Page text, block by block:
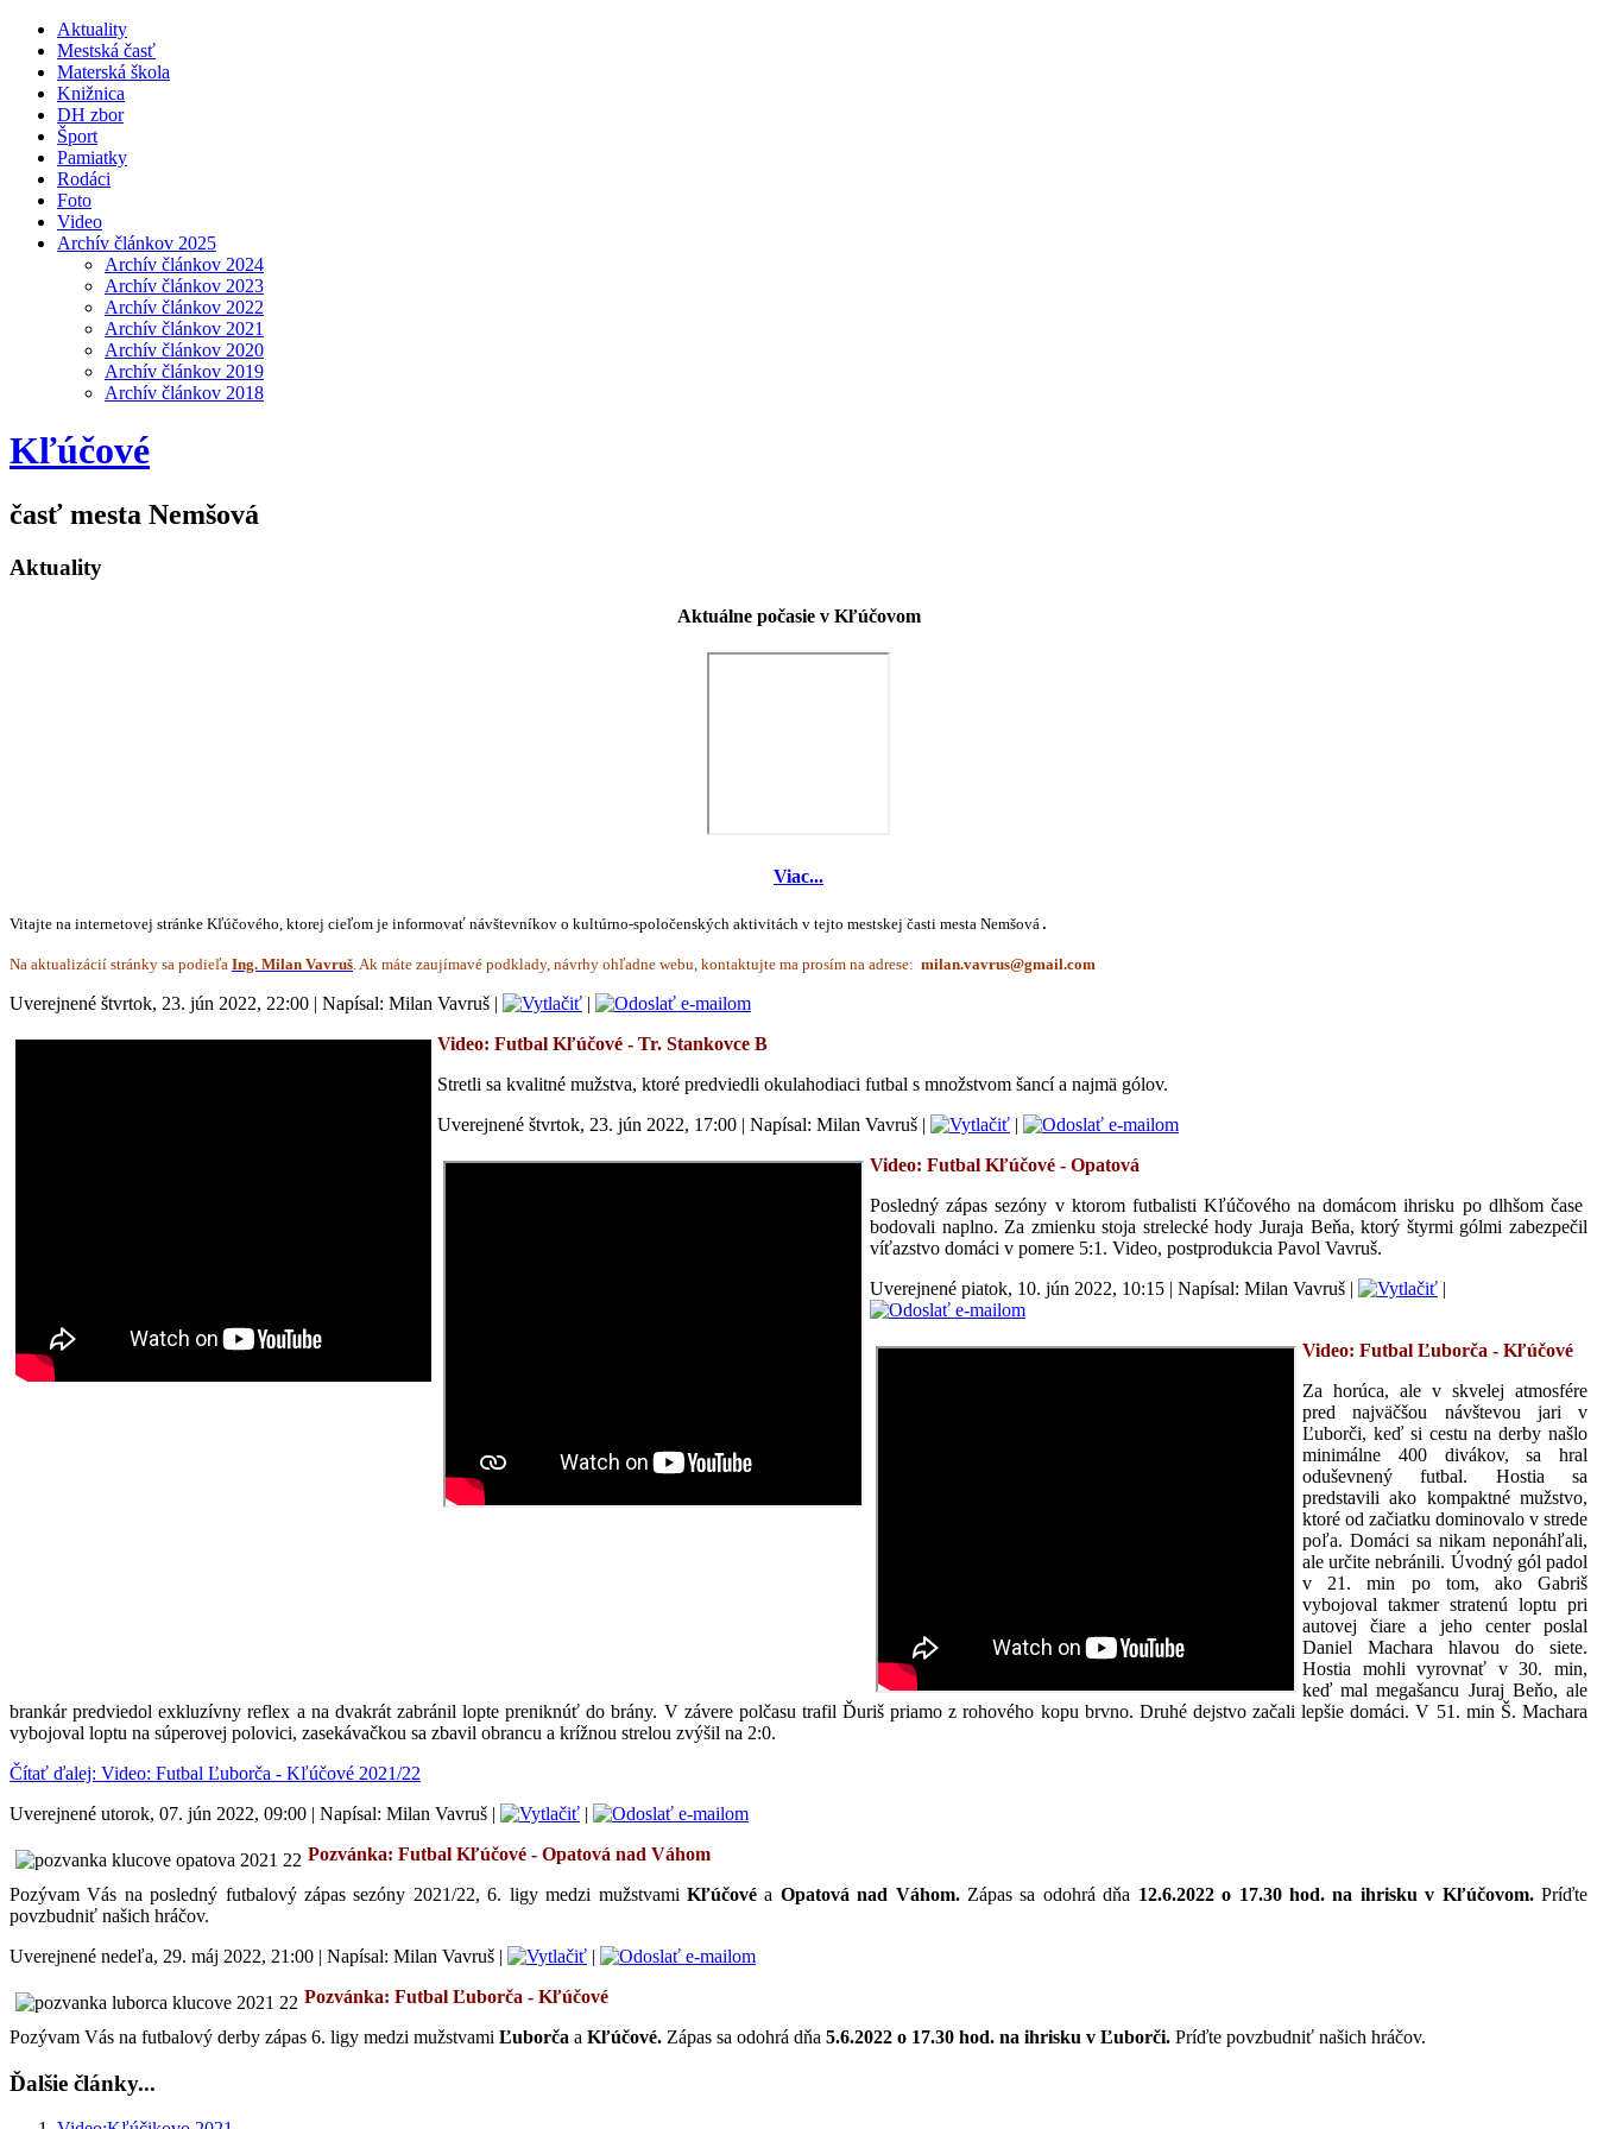
Aktuality
Mestská časť
Materská škola
Knižnica
DH zbor
Šport
Pamiatky
Rodáci
Foto
Video
Archív článkov 2025
Archív článkov 2024
Archív článkov 2023
Archív článkov 2022
Archív článkov 2021
Archív článkov 2020
Archív článkov 2019
Archív článkov 2018
Kľúčové
časť mesta Nemšová
Aktuality
Aktuálne počasie v Kľúčovom
Viac...
Vitajte na internetovej stránke Kľúčového, ktorej cieľom je informovať návštevníkov o kultúrno-spoločenských aktivitách v tejto mestskej časti mesta Nemšová .
Na aktualizácií stránky sa podieľa Ing. Milan Vavruš . Ak máte zaujímavé podklady, návrhy ohľadne webu, kontaktujte ma prosím na adrese:
Uverejnené štvrtok, 23. jún 2022, 22:00 | Napísal: Milan Vavruš |
|
Video: Futbal Kľúčové - Tr. Stankovce B
Stretli sa kvalitné mužstva, ktoré predviedli okulahodiaci futbal s množstvom šancí a najmä gólov.
Uverejnené štvrtok, 23. jún 2022, 17:00 | Napísal: Milan Vavruš |
|
Video: Futbal Kľúčové - Opatová
Posledný zápas sezóny v ktorom futbalisti Kľúčového na domácom ihrisku po dlhšom čase
bodovali naplno. Za zmienku stoja strelecké hody Juraja Beňa, ktorý štyrmi gólmi zabezpečil
víťazstvo domáci v pomere 5:1. Video, postprodukcia Pavol Vavruš.
Uverejnené piatok, 10. jún 2022, 10:15 | Napísal: Milan Vavruš | |
Video: Futbal Ľuborča - Kľúčové
Za horúca, ale v skvelej atmosfére
pred najväčšou návštevou jari v
Ľuborči, keď si cestu na derby našlo
minimálne 400 divákov, sa hral
oduševnený futbal. Hostia sa
predstavili ako kompaktné mužstvo,
ktoré od začiatku dominovalo v strede
poľa. Domáci sa nikam neponáhľali,
ale určite nebránili. Úvodný gól padol
v 21. min po tom, ako Gabriš
vybojoval takmer stratenú loptu pri
autovej čiare a jeho center poslal
Daniel Machara hlavou do siete.
Hostia mohli vyrovnať v 30. min,
keď mal megašancu Juraj Beňo, ale
brankár predviedol exkluzívny reflex a na dvakrát zabránil lopte preniknúť do brány. V závere polčasu trafil Ďuriš priamo z rohového kopu brvno. Druhé dejstvo začali lepšie domáci. V 51. min Š. Machara
vybojoval loptu na súperovej polovici, zasekávačkou sa zbavil obrancu a krížnou strelou zvýšil na 2:0.
Čítať ďalej: Video: Futbal Ľuborča - Kľúčové 2021/22
Uverejnené utorok, 07. jún 2022, 09:00 | Napísal: Milan Vavruš |
|
Pozvánka: Futbal Kľúčové - Opatová nad Váhom
Pozývam Vás na posledný futbalový zápas sezóny 2021/22, 6. ligy medzi mužstvami Kľúčovéa Opatová nad Váhom. Zápas sa odohrá dňa 12.6.2022 o 17.30 hod. na ihrisku v Kľúčovom. Príďte
povzbudniť našich hráčov.
Uverejnené nedeľa, 29. máj 2022, 21:00 | Napísal: Milan Vavruš |
|
Pozvánka: Futbal Ľuborča - Kľúčové
Pozývam Vás na futbalový derby zápas 6. ligy medzi mužstvami Ľuborča a Kľúčové. Zápas sa odohrá dňa 5.6.2022 o 17.30 hod. na ihrisku v Ľuborči. Príďte povzbudniť našich hráčov.
Ďalšie články...